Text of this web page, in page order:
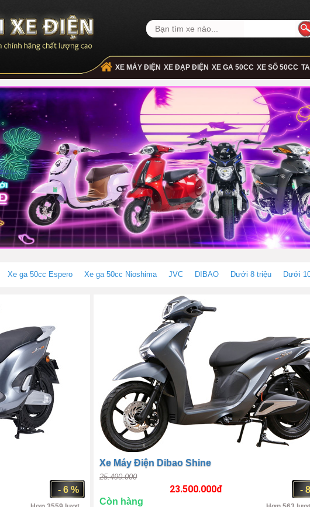
XE MÁY ĐIỆN XE ĐẠP ĐIỆN XE GA 50CC XE SỐ 50CC
Xe ga 50cc Espero Xe ga 50cc Nioshima JVC DIBAO Dưới 8 triệu Dưới
- 6 %
Xe Máy Điện Dibao Shine
25.490.000
-
23.500.000đ
Còn hàng